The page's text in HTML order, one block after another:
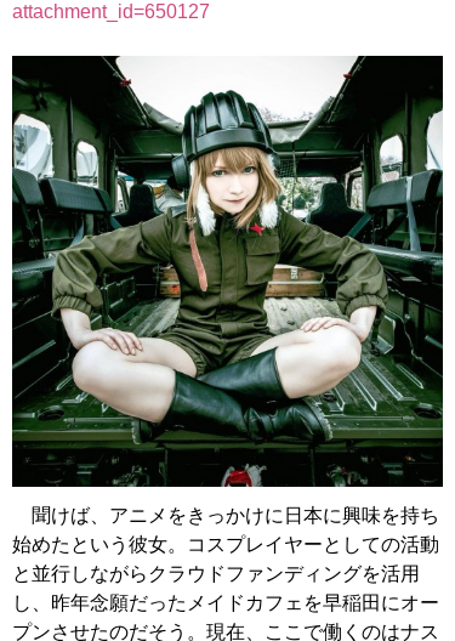
attachment_id=650127
聞けば、アニメをきっかけに日本に興味を持ち
始めたという彼女。コスプレイヤーとしての活動
と並行しながらクラウドファンディングを活用
し、昨年念願だったメイドカフェを早稲田にオー
プンさせたのだそう。現在、ここで働くのはナス